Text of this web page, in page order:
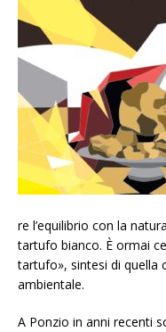
re l’equilibrio con la
tartufo bianco. È ormai
tartufo», sintesi di quella
ambientale.
A Ponzio in anni recenti